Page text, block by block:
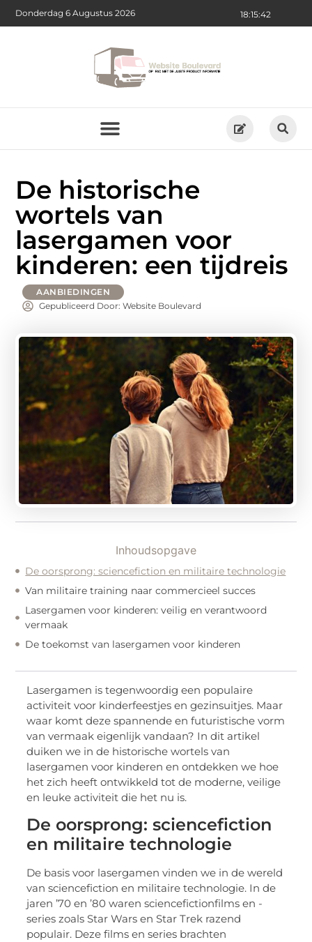
18:15:44
Donderdag 6 Augustus 2026
De historische
wortels van
lasergamen voor
kinderen: een tijdreis
AANBIEDINGEN
Gepubliceerd Door: Website Boulevard
Inhoudsopgave
De oorsprong: sciencefiction en militaire technologie
Van militaire training naar commercieel succes
Lasergamen voor kinderen: veilig en verantwoord
vermaak
De toekomst van lasergamen voor kinderen
Lasergamen is tegenwoordig een populaire
activiteit voor kinderfeestjes en gezinsuitjes. Maar
waar komt deze spannende en futuristische vorm
van vermaak eigenlijk vandaan? In dit artikel
duiken we in de historische wortels van
lasergamen voor kinderen en ontdekken we hoe
het zich heeft ontwikkeld tot de moderne, veilige
en leuke activiteit die het nu is.
De oorsprong: sciencefiction
en militaire technologie
De basis voor lasergamen vinden we in de wereld
van sciencefiction en militaire technologie. In de
jaren ’70 en ’80 waren sciencefictionfilms en -
series zoals Star Wars en Star Trek razend
populair. Deze films en series brachten